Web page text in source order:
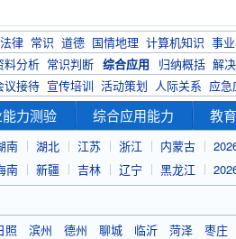
法律 常识 道德 国情地理 计算机知识 事
料分析 常识判断 综合应用 归纳概括 解
议接待 宣传培训 活动策划 人际关系 应急
力测验 综合应用能力 教
南 湖北 江苏 浙江 内蒙古
南 新疆 吉林 辽宁 黑龙江
照 滨州 德州 聊城 临沂 菏泽 枣庄